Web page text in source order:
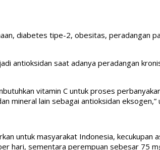
diabetes tipe-2, obesitas, peradangan
antioksidan saat adanya peradangan
vitamin C untuk proses
mineral lain sebagai antioksidan eksogen,”
untuk masyarakat Indonesia, kecukupan
hari, sementara perempuan sebesar 75